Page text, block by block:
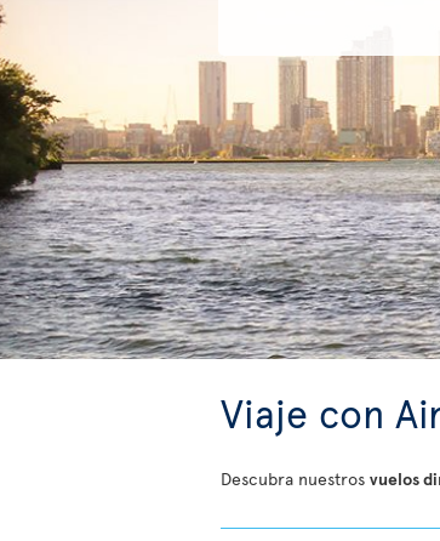
Viaje con
Descubra nuestros vuelos